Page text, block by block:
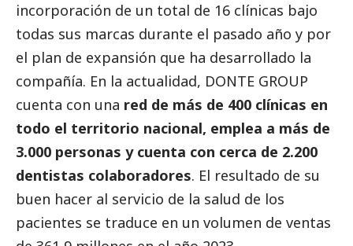
incorporación de un total de 16 clínicas bajo
todas sus marcas durante el pasado año y por
el plan de expansión que ha desarrollado la
compañía. En la actualidad, DONTE GROUP
cuenta con una red de más de 400 clínicas en
todo el territorio nacional, emplea a más de
3.000 personas y cuenta con cerca de 2.200
dentistas colaboradores. El resultado de su
buen hacer al servicio de la salud de los
pacientes se traduce en un volumen de ventas